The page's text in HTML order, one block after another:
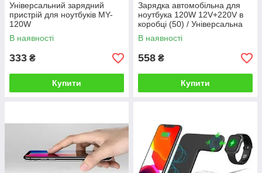
Універсальний зарядний
пристрій для ноутбуків MY-
120W
В наявності
333 ₴
Купити
Зарядка автомобільна для
ноутбука 120W 12V+220V в
коробці (50) / Універсальна
зарядка
В наявності
558 ₴
Купити